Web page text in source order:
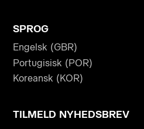
SPROG
Engelsk (GBR)
Portugisisk (POR)
Koreansk (KOR)
TILMELD NYHEDSBREV